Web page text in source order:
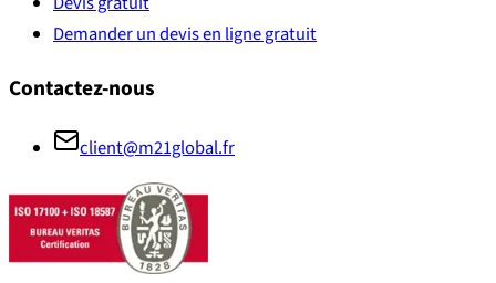
Demander un devis en ligne gratuit
Contactez-nous
client@m21global.fr